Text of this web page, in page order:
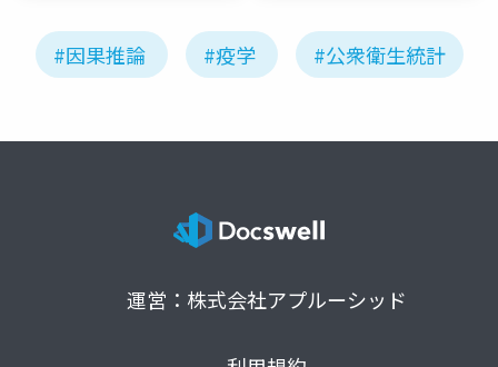
#因果推論 #疫学 #公衆衛生統計
運営：株式会社アプルーシッド